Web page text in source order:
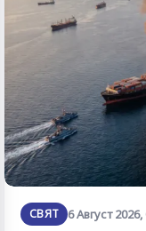
СВЯТ 6 Август